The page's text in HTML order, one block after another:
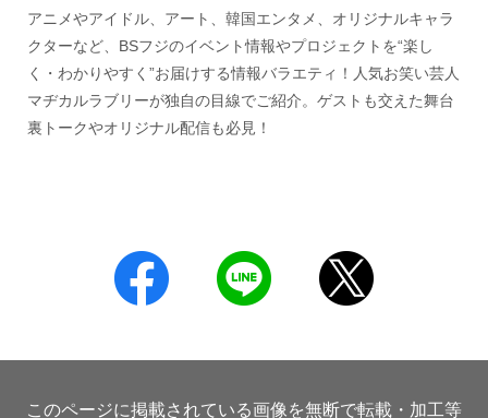
アニメやアイドル、アート、韓国エンタメ、オリジナルキャラ
クターなど、BSフジのイベント情報やプロジェクトを“楽し
く・わかりやすく”お届けする情報バラエティ！人気お笑い芸人
マヂカルラブリーが独自の目線でご紹介。ゲストも交えた舞台
裏トークやオリジナル配信も必見！
このページに掲載されている画像を無断で転載・加工等